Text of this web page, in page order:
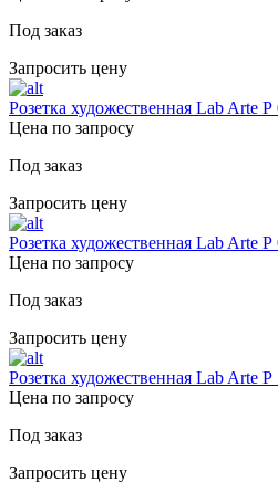
Под заказ
Запросить цену
Розетка художественная Lab Arte Р
Цена по запросу
Под заказ
Запросить цену
Розетка художественная Lab Arte Р
Цена по запросу
Под заказ
Запросить цену
Розетка художественная Lab Arte Р
Цена по запросу
Под заказ
Запросить цену